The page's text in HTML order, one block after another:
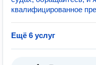
квалифицированное
Ещё 6 услуг